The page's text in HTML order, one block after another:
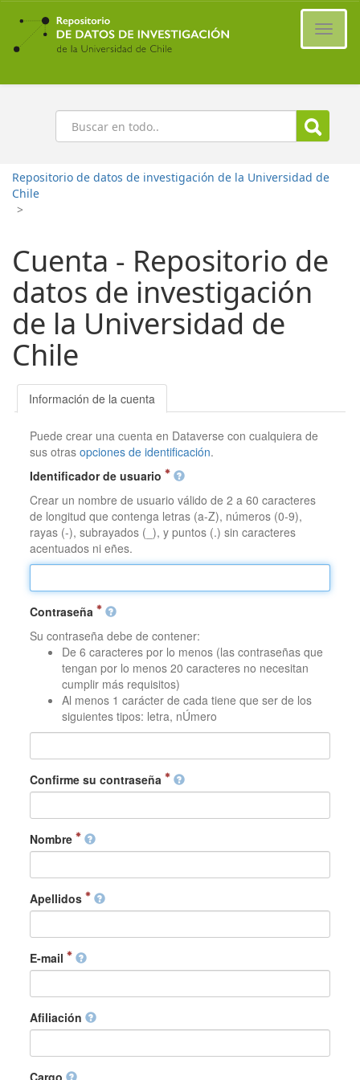
Ir
contenido
principal
Buscar
Repositorio de datos de investigación de la Universidad de
Chile
>
Cuenta - Repositorio de
datos de investigación
de la Universidad de
Chile
Información de la cuenta
Puede crear una cuenta en Dataverse con cualquiera de
sus otrasopciones de identificación.
Identificador de usuario
Crear un nombre de usuario válido de 2 a 60 caracteres
de longitud que contenga letras (a-Z), números (0-9),
rayas (-), subrayados (_), y puntos (.) sin caracteres
acentuados ni eñes.
Contraseña
Su contraseña debe de contener:
De 6 caracteres por lo menos (las contraseñas que
tengan por lo menos 20 caracteres no necesitan
cumplir más requisitos)
Al menos 1 carácter de cada tiene que ser de los
siguientes tipos: letra, nÚmero
Confirme su contraseña
Nombre
Apellidos
E-mail
Afiliación
Cargo